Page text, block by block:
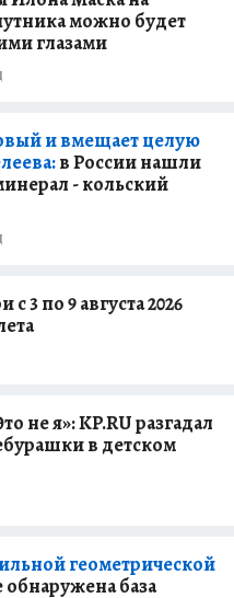
можно будет
глазами
и вмещает целую
в России нашли
- кольский
3 по 9 августа 2026
не я»: KP.RU разгадал
в детском
геометрической
обнаружена база